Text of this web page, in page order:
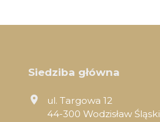
Siedziba główna
ul. Targowa 12
44-300 Wodzisław Śląski